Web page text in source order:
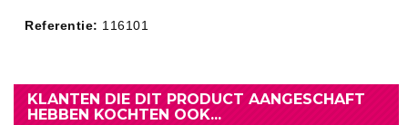
Referentie: 116101
KLANTEN DIE DIT PRODUCT AANGESCHAFT
HEBBEN KOCHTEN OOK...